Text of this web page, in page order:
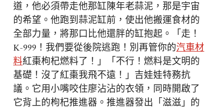
道，他必須帶走他那缸陳年老蒜泥，那是宇宙
的希望。他跑到蒜泥缸前，使出他搬運食材的
全部力量，將那口比他還胖的缸抱起。「走！
K-999！我們要從後院逃跑！別再管你的汽車材
料紅棗枸杞燃料了！」「不行！燃料是文明的
基礎！沒了紅棗我飛不遠！」吉娃娃特務抗
議。它用小嘴咬住廖沾沾的衣領，同時開啟了
它背上的枸杞推進器。推進器發出「滋滋」的